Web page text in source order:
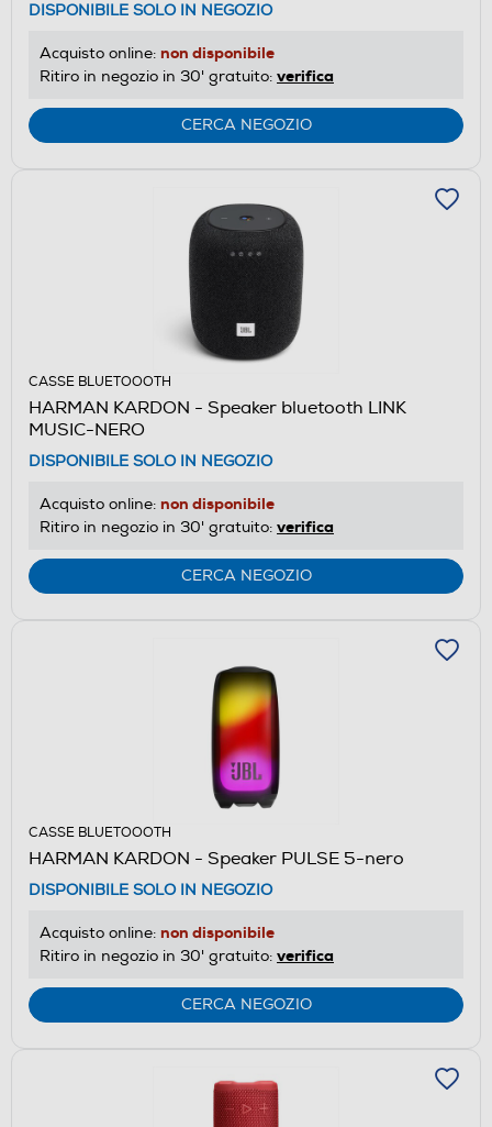
DISPONIBILE SOLO IN NEGOZIO
Acquisto online: non disponibile
Ritiro in negozio in 30' gratuito: verifica
CERCA NEGOZIO
CASSE BLUETOOOTH
HARMAN KARDON - Speaker bluetooth LINK
MUSIC-NERO
DISPONIBILE SOLO IN NEGOZIO
Acquisto online: non disponibile
Ritiro in negozio in 30' gratuito: verifica
CERCA NEGOZIO
CASSE BLUETOOOTH
HARMAN KARDON - Speaker PULSE 5-nero
DISPONIBILE SOLO IN NEGOZIO
Acquisto online: non disponibile
Ritiro in negozio in 30' gratuito: verifica
CERCA NEGOZIO